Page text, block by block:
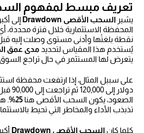
تعريف مبسط لمفهوم
يشير السحب الأقصى Drawdown
إلى
المحفظة الاستثمارية خلال فترة محددة،
نقطة بلغتْها وأدنى مستوى وصلت إليه قبل
يُستخدم هذا المقياس لتحديد مدى عمق
يتعرض لها المستثمر في حال تراجع السوق
دولار إلى
الصعود، يكون السحب الأقصى هنا 25%
.
تذبذب الأداء والمخاطر التي تحيط
كلما كان السحب الأقصى Drawdown